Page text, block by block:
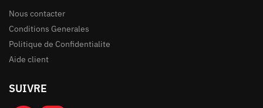
Nous contacter
Conditions Generales
Politique de Confidentialite
Aide client
SUIVRE